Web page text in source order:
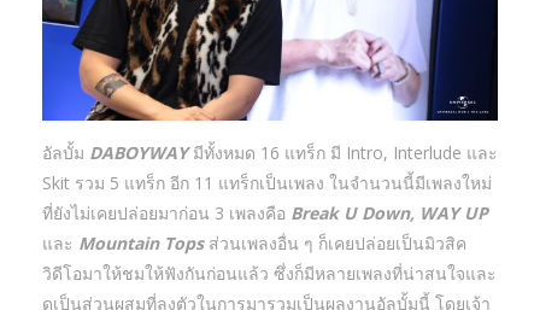
อัลบั้ม DABOYWAYมีทั้งหมด 16 แทร็ก มี Intro, Interlude และ
Skit รวม 5 แทร็ก อีก 11 แทร็กเป็นเพลง ในจำนวนนี้มีเพลงใหม่
ที่ยังไม่เคยปล่อยมาก่อน 3 เพลงคือ Break U Down, WAY UP
และ Mountain Topsส่วนเพลงอื่น ๆ ก็เคยปล่อยเป็นมิวสิค
วิดีโอมาให้ชมให้ฟังกันก่อนแล้ว ซึ่งก็มีหลายเพลงที่น่าสนใจและ
ดูเป็นส่วนผสมที่ลงตัวในการมารวมเป็นผลงานอัลบั้มนี้ โดยเจ้า